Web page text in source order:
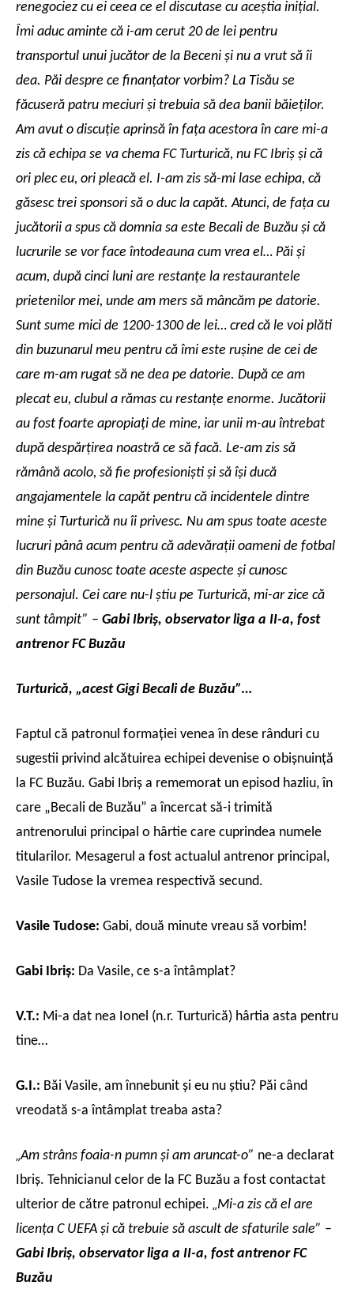
renegociez cu ei ceea ce el discutase cu aceştia iniţial.
Îmi aduc aminte că i-am cerut 20 de lei pentru
transportul unui jucător de la Beceni şi nu a vrut să îi
dea. Păi despre ce finanţator vorbim? La Tisău se
făcuseră patru meciuri şi trebuia să dea banii băieţilor.
Am avut o discuţie aprinsă în faţa acestora în care mi-a
zis că echipa se va chema FC Turturică, nu FC Ibriş şi că
ori plec eu, ori pleacă el. I-am zis să-mi lase echipa, că
găsesc trei sponsori să o duc la capăt. Atunci, de faţa cu
jucătorii a spus că domnia sa este Becali de Buzău şi că
lucrurile se vor face întodeauna cum vrea el… Păi şi
acum, după cinci luni are restanţe la restaurantele
prietenilor mei, unde am mers să mâncăm pe datorie.
Sunt sume mici de 1200-1300 de lei… cred că le voi plăti
din buzunarul meu pentru că îmi este ruşine de cei de
care m-am rugat să ne dea pe datorie. După ce am
plecat eu, clubul a rămas cu restanţe enorme. Jucătorii
au fost foarte apropiaţi de mine, iar unii m-au întrebat
după despărţirea noastră ce să facă. Le-am zis să
rămână acolo, să fie profesionişti şi să îşi ducă
angajamentele la capăt pentru că incidentele dintre
mine şi Turturică nu îi privesc. Nu am spus toate aceste
lucruri pânâ acum pentru că adevăraţii oameni de fotbal
din Buzău cunosc toate aceste aspecte şi cunosc
personajul. Cei care nu-l ştiu pe Turturică, mi-ar zice că
sunt tâmpit” – Gabi Ibriş, observator liga a II-a, fost
antrenor FC Buzău
Turturică, „acest Gigi Becali de Buzău”…
Faptul că patronul formaţiei venea în dese rânduri cu
sugestii privind alcătuirea echipei devenise o obişnuinţă
la FC Buzău. Gabi Ibriş a rememorat un episod hazliu, în
care „Becali de Buzău” a încercat să-i trimită
antrenorului principal o hârtie care cuprindea numele
titularilor. Mesagerul a fost actualul antrenor principal,
Vasile Tudose la vremea respectivă secund.
Vasile Tudose: Gabi, două minute vreau să vorbim!
Gabi Ibriş: Da Vasile, ce s-a întâmplat?
V.T.: Mi-a dat nea Ionel (n.r. Turturică) hârtia asta pentru
tine…
G.I.: Băi Vasile, am înnebunit şi eu nu ştiu? Păi când
vreodată s-a întâmplat treaba asta?
„Am strâns foaia-n pumn şi am aruncat-o” ne-a declarat
Ibriş. Tehnicianul celor de la FC Buzău a fost contactat
ulterior de către patronul echipei. „Mi-a zis că el are
licenţa C UEFA şi că trebuie să ascult de sfaturile sale” –
Gabi Ibriş, observator liga a II-a, fost antrenor FC
Buzău